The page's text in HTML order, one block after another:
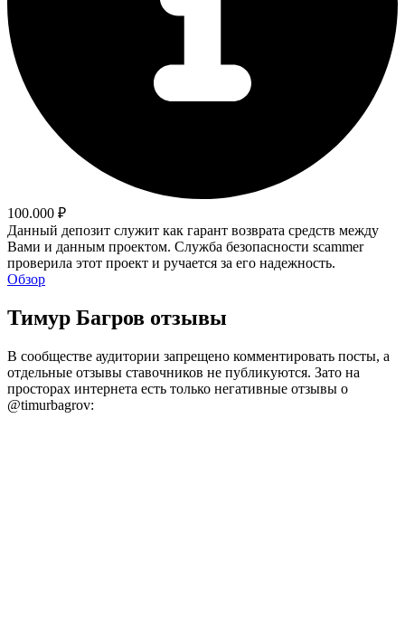
100.000 ₽
Данный депозит служит как гарант возврата средств между
Вами и данным проектом. Служба безопасности scammer
проверила этот проект и ручается за его надежность.
Обзор
Тимур Багров отзывы
В сообществе аудитории запрещено комментировать посты, а
отдельные отзывы ставочников не публикуются. Зато на
просторах интернета есть только негативные отзывы о
@timurbagrov: